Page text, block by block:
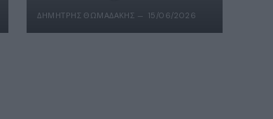
ΔΗΜΉΤΡΗΣ ΘΩΜΑΔΆΚΗΣ 15/06/2026